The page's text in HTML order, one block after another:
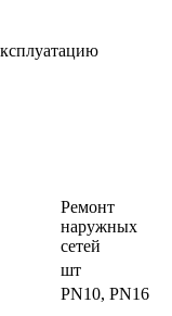
Ремонт
наружных
сетей
шт
PN10, PN16